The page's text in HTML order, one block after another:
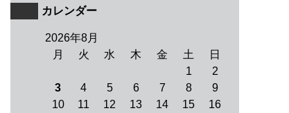
カレンダー
2026年8月
月
火 水 木 金 土
日
1
2
3
4 5 6 7 8
9
10
11 12 13 14 15
16